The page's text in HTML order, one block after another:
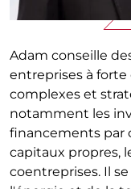
Adam conseille
entreprises à forte
complexes et
notamment les
financements par
capitaux propres,
coentreprises. Il